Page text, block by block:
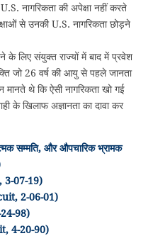
नागरिकता की अपेक्षा नहीं करते
से उनकी U.S. नागरिकता छोड़ने
के लिए संयुक्त राज्यों में बाद में प्रवेश
जो 26 वर्ष की आयु से पहले जानता
थे कि ऐसी नागरिकता खो गई
के खिलाफ अज्ञानता का दावा कर
सम्मति, और औपचारिक भ्रामक
07-19)
2-06-01)
98)
4-20-90)